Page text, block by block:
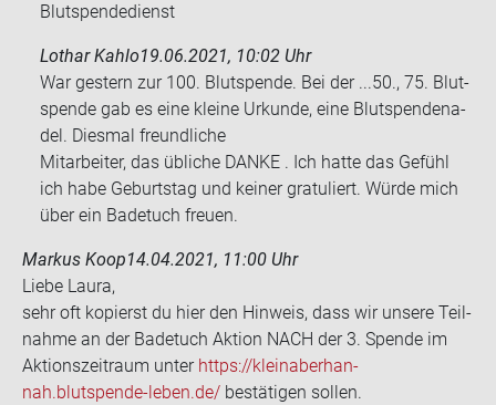
Blutspendedienst
Lothar Kahlo19.06.2021, 10:02 Uhr
War ges­tern zur 100. Blut­spen­de. Bei der ...50., 75. Blut­
spen­de gab es eine klei­ne Ur­kun­de, eine Blut­spen­de­na­
del. Dies­mal freund­li­che
Mit­ar­bei­ter, das üb­li­che DANKE . Ich hatte das Ge­fühl
ich habe Ge­burts­tag und kei­ner gra­tu­liert. Würde mich
über ein Ba­de­tuch freu­en.
Markus Koop14.04.2021, 11:00 Uhr
Liebe Laura,
sehr oft ko­pierst du hier den Hin­weis, dass wir un­se­re Teil­
nah­me an der Ba­de­tuch Ak­ti­on NACH der 3. Spen­de im
Ak­ti­ons­zeit­raum unter https://kleinaber­han­
nah.blutspende-​leben.de/ be­stä­ti­gen sol­len.